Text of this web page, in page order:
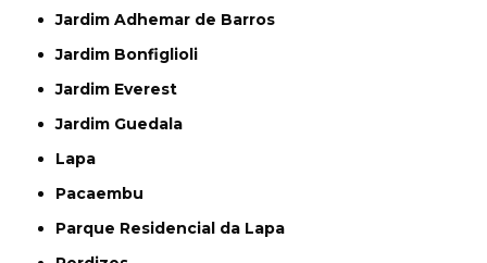
Jardim Adhemar de Barros
Jardim Bonfiglioli
Jardim Everest
Jardim Guedala
Lapa
Pacaembu
Parque Residencial da Lapa